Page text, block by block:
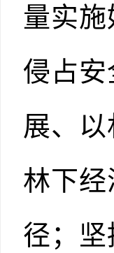
量实
侵占
展、
林下经
径；